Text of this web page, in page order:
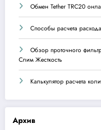
Обмен Tether TRC20
Способы расчета
Обзор проточного
Слим Жесткость
Калькулятор расчета
Архив